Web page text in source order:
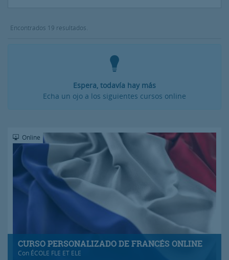
Encontrados 19 resultados.
Espera, todavía hay más
Echa un ojo a los siguientes cursos online
CURSO PERSONALIZADO DE FRANCÉS ONLINE
Con ÉCOLE FLE ET ELE
Online